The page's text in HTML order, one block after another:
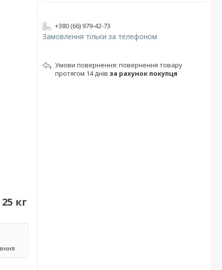
кг
+380 (66) 979-42-73
Замовлення тільки за телефоном
повернення товару
протягом 14 днів за рахунок покупця